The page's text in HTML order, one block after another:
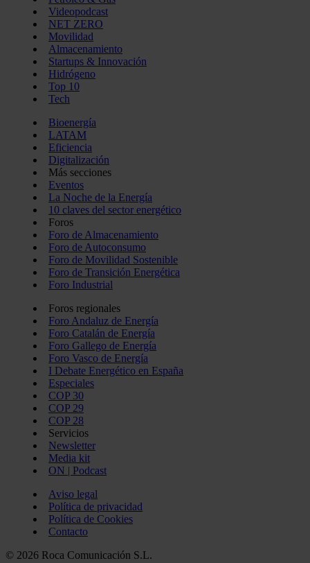
Videopodcast
NET ZERO
Movilidad
Almacenamiento
Startups & Innovación
Hidrógeno
Top 10
Tech
Bioenergía
LATAM
Eficiencia
Digitalización
Más secciones
Eventos
La Noche de la Energía
10 claves del sector energético
Foros
Foro de Almacenamiento
Foro de Autoconsumo
Foro de Movilidad Sostenible
Foro de Transición Energética
Foro Industrial
Foros regionales
Foro Andaluz de Energía
Foro Catalán de Energía
Foro Gallego de Energía
Foro Vasco de Energía
I Debate Energético en España
Especiales
COP 30
COP 29
COP 28
Servicios
Newsletter
Media kit
ON | Podcast
Aviso legal
Política de privacidad
Política de Cookies
Contacto
© 2026 Roca Comunicación S.L.